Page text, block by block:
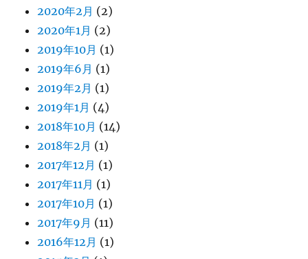
2020年2月 (2)
2020年1月 (2)
2019年10月 (1)
2019年6月 (1)
2019年2月 (1)
2019年1月 (4)
2018年10月 (14)
2018年2月 (1)
2017年12月 (1)
2017年11月 (1)
2017年10月 (1)
2017年9月 (11)
2016年12月 (1)